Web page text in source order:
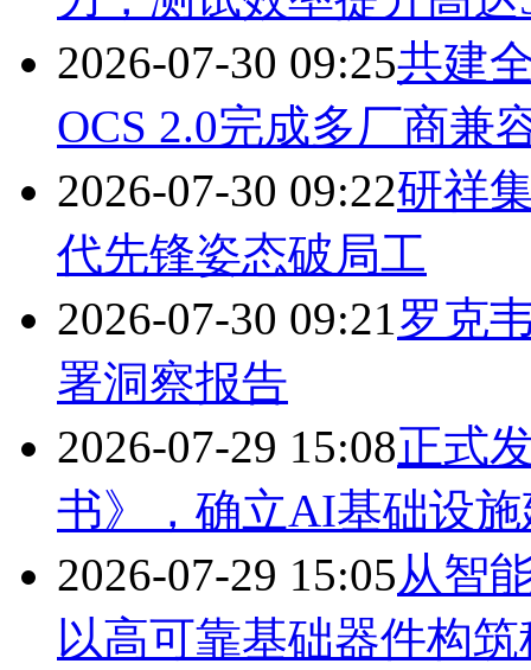
2026-07-30 09:25共建
OCS 2.0完成多厂商兼
2026-07-30 09:22研祥
代先锋姿态破局工
2026-07-30 09:21 罗克
署洞察报告
2026-07-29 15:08正式
书》，确立AI基础设
2026-07-29 15:05从智
以高可靠基础器件构